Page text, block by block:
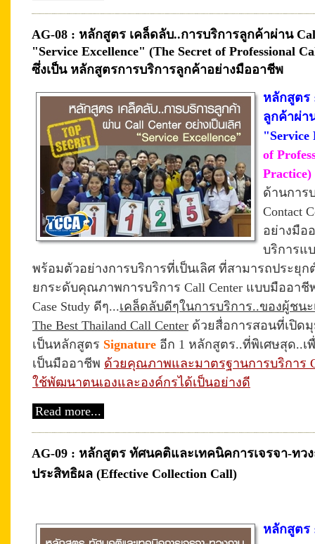
AG-08 : หลักสูตร เคล็ดลับ..การบริการลูกค้าผ่าน
"Service Excellence" (The Secret of Professional
ซึ่งเป็น หลักสูตรการบริการลูกค้าอย่างมืออาชีพ
หลักสูตร
ลูกค้าผ่า
"Service
of
Practice)
ด้านการ
Contact
อย่างมือ
บริการแ
พร้อมตัวอย่างการบริการที่เป็นเลิศ ที่สามารถประยุ
ยกระดับคุณภาพการบริการ Call Center แบบมืออาชี
Case Study ดีๆ...เคล็ดลับดีๆในการบริการ..ของผู้ชน
The Best Thailand Call Center ด้วยสื่อการสอนที่เปิด
เป็นหลักสูตร Signature อีก 1 หลักสูตร..ที่พิเศษสุด..
เป็นมืออาชีพ ด้วยคุณภาพและมาตรฐานการบริการ
ใช้พัฒนาตนเองและองค์กรได้เป็นอย่างดี
Read more...
AG-09 : หลักสูตร ทัศนคติและเทคนิคการเจรจา-ทว
ประสิทธิผล (Effective Collection Call)
หลักสูตร